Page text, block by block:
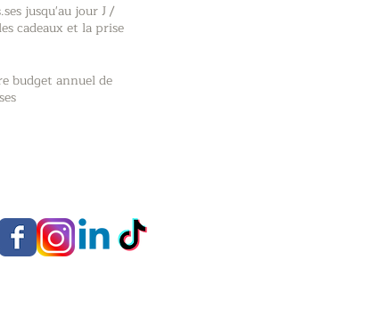
jusqu'au jour J /
cadeaux et la prise
budget annuel de